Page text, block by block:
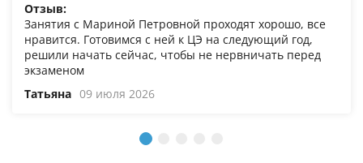
Отзыв:
Занятия с Мариной Петровной проходят хорошо, все
нравится. Готовимся с ней к ЦЭ на следующий год,
решили начать сейчас, чтобы не нервничать перед
экзаменом
Татьяна 09 июля 2026